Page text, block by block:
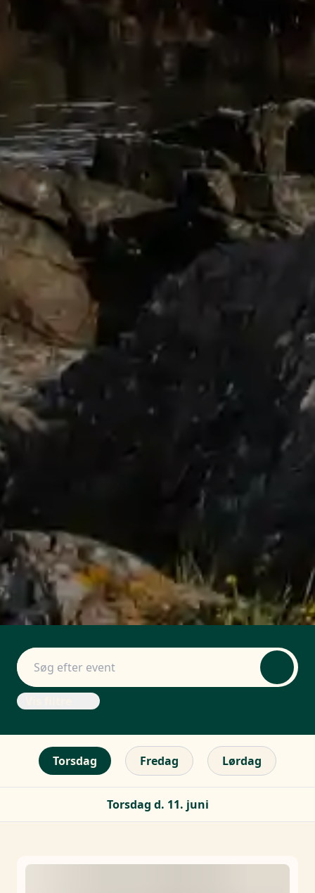
Torsdag Fredag Lørdag
Torsdag d. 11. juni